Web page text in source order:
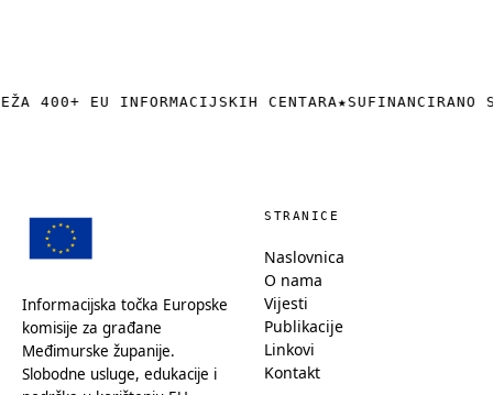
400+ EU INFORMACIJSKIH CENTARA★SUFINANCIRANO
Informacijska točka Europske
komisije za građane
Međimurske županije.
Slobodne usluge, edukacije i
STRANICE
Naslovnica
O nama
Vijesti
Publikacije
Linkovi
Kontakt